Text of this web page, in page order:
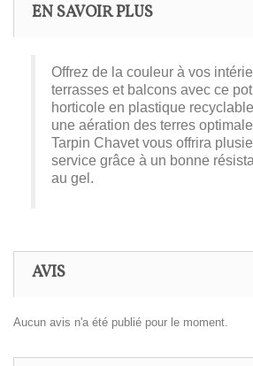
EN SAVOIR PLUS
Offrez de la couleur à vos
terrasses et balcons avec ce
horticole en plastique
une aération des terres
Tarpin Chavet vous offrira
service grâce à un bonne
au gel.
AVIS
Aucun avis n'a été publié pour le moment.